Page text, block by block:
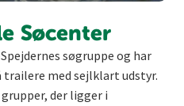
Søcenter
søgruppe og har
med sejlklart udstyr.
der ligger i